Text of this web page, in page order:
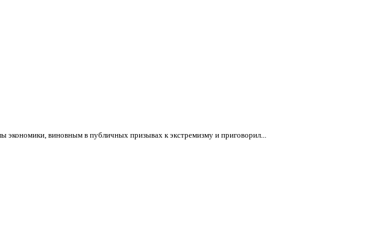
виновным в публичных призывах к экстремизму и приговорил...